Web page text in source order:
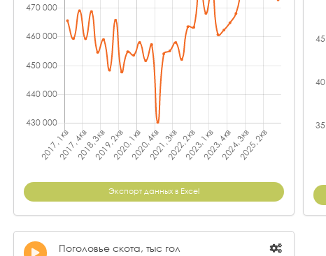
Экспорт данных в Excel
Поголовье скота, тыс гол